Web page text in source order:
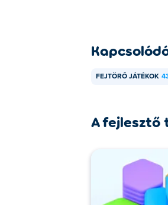
FEJTÖRŐ JÁTÉKOK
A fejlesztő